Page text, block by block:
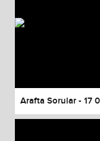
Arafta Sorular - 17